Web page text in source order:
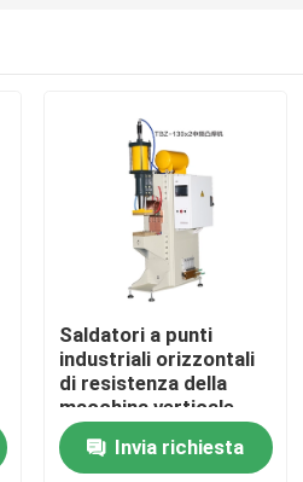
Saldatori a punti
industriali orizzontali
di resistenza della
macchina verticale
della saldatura a punti
Invia richiesta